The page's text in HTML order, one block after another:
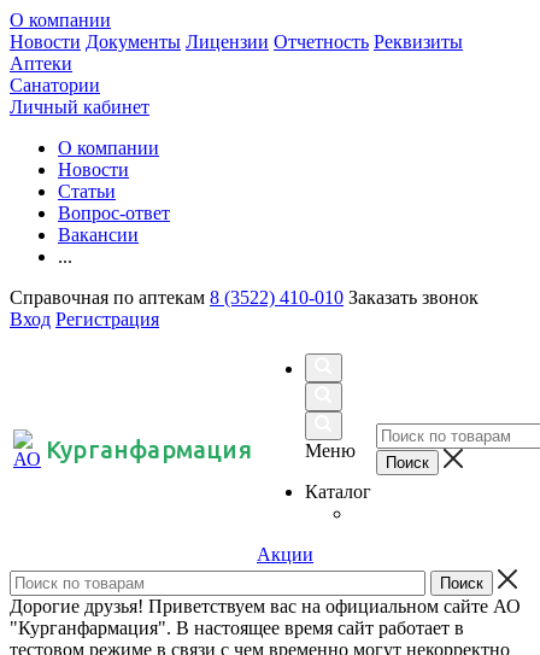
О компании
Новости Документы Лицензии Отчетность Реквизиты
Аптеки
Санатории
Личный кабинет
О компании
Новости
Статьи
Вопрос-ответ
Вакансии
...
Справочная по аптекам 8 (3522) 410-010 Заказать звонок
Вход Регистрация
Курганфармация
Меню
Каталог
Акции
Дорогие друзья! Приветствуем вас на официальном сайте АО
"Курганфармация". В настоящее время сайт работает в
тестовом режиме в связи с чем временно могут некорректно